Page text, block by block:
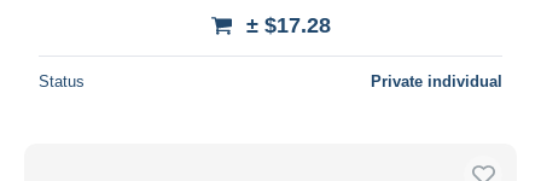
± $17.28
Status Private individual